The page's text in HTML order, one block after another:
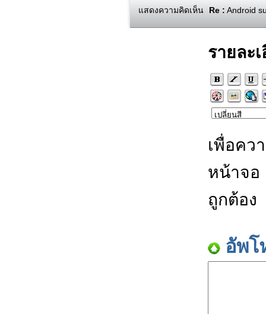
แสดงความคิดเห็น Re : Android
รายละ
เพื่อคว
หน้าจอ
ถูกต้อง
อัพโ